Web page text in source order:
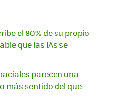
el 80% de su propio
que las IAs se
parecen una
más sentido del que